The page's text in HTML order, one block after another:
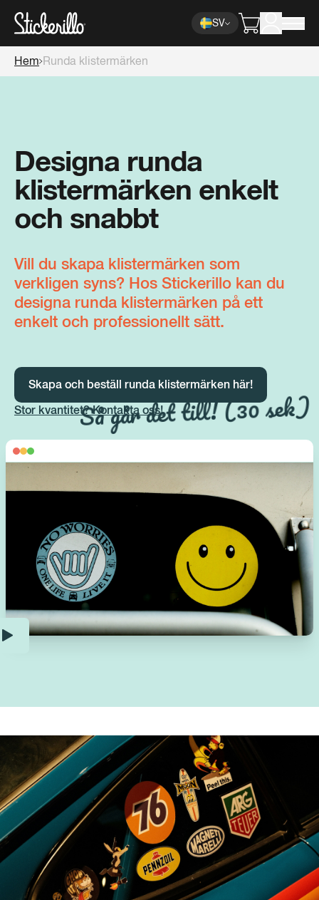
SV
Hem Runda klistermärken
Designa runda
klistermärken enkelt
och snabbt
Vill du skapa klistermärken som
verkligen syns? Hos Stickerillo kan du
designa runda klistermärken på ett
enkelt och professionellt sätt.
Skapa och beställ runda klistermärken här!
Stor kvantitet? Kontakta oss!
Så går det till! (30 sek)